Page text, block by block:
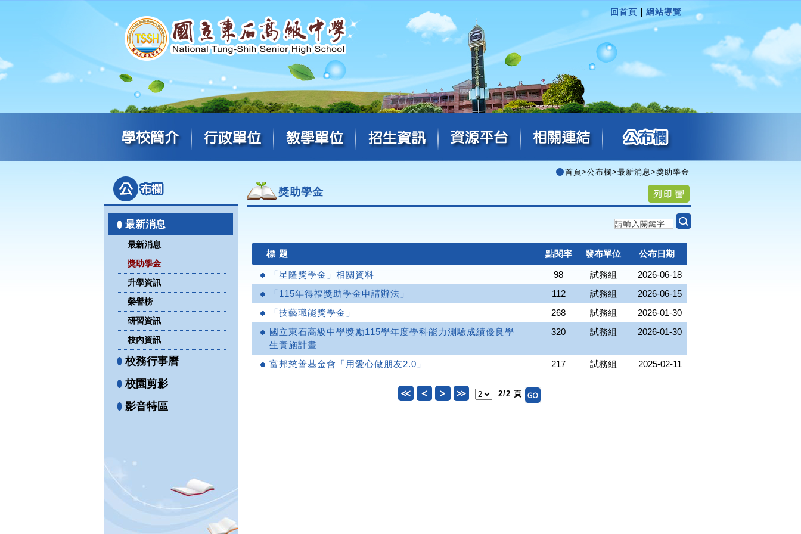
回首頁 網站導覽
最新消息
最新消息
獎助學金
升學資訊
榮譽榜
研習資訊
校內資訊
校務行事曆
校園剪影
影音特區
首頁>公布欄>最新消息>獎助學金
獎助學金
標 題 公布日期
發布單位
點閱率
「星隆獎學金」相關資料 2026-06-18
試務組
98
「115年得福獎助學金申請辦法」
2026-06-15
試務組
112
「技藝職能獎學金」
2026-01-30
試務組
268
國立東石高級中學獎勵115學年度學科能力測驗成績優良學
生實施計畫
2026-01-30
試務組
320
富邦慈善基金會「用愛心做朋友2.0」 2025-02-11
試務組
217
2/2 頁